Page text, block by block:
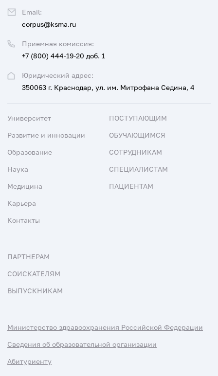
Юридический адрес:
350063 г. Краснодар, ул. им. Митрофана Седина, 4
Приемная комиссия:
+7 (800) 444-19-20 доб. 1
Email:
corpus@ksma.ru
Университет
Развитие и инновации
Образование
Наука
Медицина
Карьера
Контакты
ПОСТУПАЮЩИМ
ОБУЧАЮЩИМСЯ
СОТРУДНИКАМ
СПЕЦИАЛИСТАМ
ПАЦИЕНТАМ
ПАРТНЕРАМ
СОИСКАТЕЛЯМ
ВЫПУСКНИКАМ
Министерство здравоохранения Российской Федерации
Сведения об образовательной организации
Абитуриенту